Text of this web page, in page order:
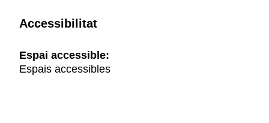
Accessibilitat
Espai accessible:
Espais accessibles